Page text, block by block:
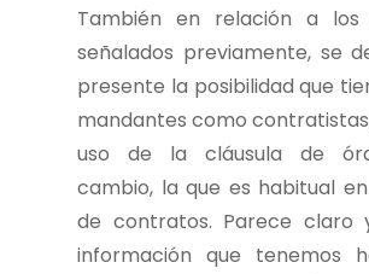
También en relación a los
señalados previamente, se
presente la posibilidad que
mandantes como
uso de la cláusula de
cambio, la que es habitual
de contratos. Parece claro
información que tenemos